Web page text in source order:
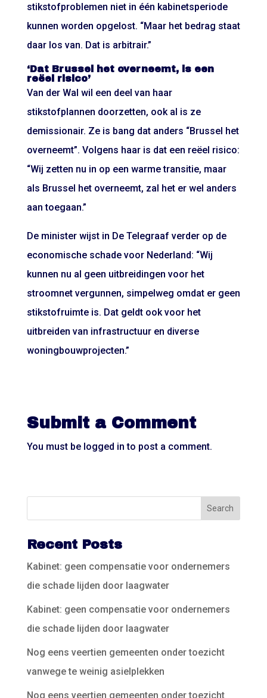
stikstofproblemen niet in één kabinetsperiode
kunnen worden opgelost. “Maar het bedrag staat
daar los van. Dat is arbitrair.”
‘Dat Brussel het overneemt, is een
reëel risico’
Van der Wal wil een deel van haar
stikstofplannen doorzetten, ook al is ze
demissionair. Ze is bang dat anders “Brussel het
overneemt”. Volgens haar is dat een reëel risico:
“Wij zetten nu in op een warme transitie, maar
als Brussel het overneemt, zal het er wel anders
aan toegaan.”
De minister wijst in De Telegraaf verder op de
economische schade voor Nederland: “Wij
kunnen nu al geen uitbreidingen voor het
stroomnet vergunnen, simpelweg omdat er geen
stikstofruimte is. Dat geldt ook voor het
uitbreiden van infrastructuur en diverse
woningbouwprojecten.”
Submit a Comment
You must be logged in to post a comment.
Recent Posts
Kabinet: geen compensatie voor ondernemers
die schade lijden door laagwater
Kabinet: geen compensatie voor ondernemers
die schade lijden door laagwater
Nog eens veertien gemeenten onder toezicht
vanwege te weinig asielplekken
Nog eens veertien gemeenten onder toezicht